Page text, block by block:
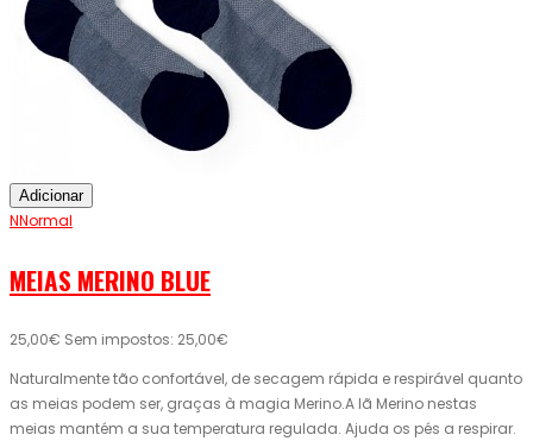
Adicionar
NNormal
MEIAS MERINO BLUE
25,00€ Sem impostos: 25,00€
Naturalmente tão confortável, de secagem rápida e respirável quanto
as meias podem ser, graças à magia Merino.A lã Merino nestas
meias mantém a sua temperatura regulada. Ajuda os pés a respirar.